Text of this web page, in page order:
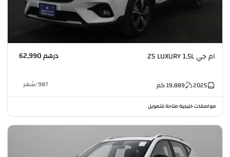
ام جي ZS LUXURY 1.5L درهم 62,990
2025
19,889كم 987
/شهر
مواصفات خليجية•متاحة للتمويل